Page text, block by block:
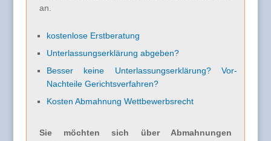
an.
kostenlose Erstberatung
Unterlassungserklärung abgeben?
Besser keine Unterlassungserklärung? Vor-
Nachteile Gerichtsverfahren?
Kosten Abmahnung Wettbewerbsrecht
Sie möchten sich über Abmahnungen